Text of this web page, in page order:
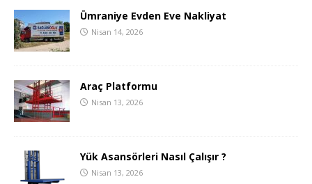
Ümraniye Evden Eve Nakliyat
Nisan 14, 2026
Araç Platformu
Nisan 13, 2026
Yük Asansörleri Nasıl Çalışır ?
Nisan 13, 2026